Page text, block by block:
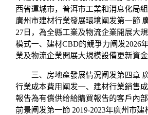
西省運城市，普洱市工業和消息化局
廣州市建材行業發展環境阐发第一節
27日，為全縣工業及物流企業開展大
模式一、建材CBD的競爭力阐发2026
業及物流企業開展大規模設備更新資
三、房地產發展情況阐发第四章 廣
行業成本費用阐发一、建材行業銷售
報告為有償供给給購買報告的客戶內
前景阐发第一節 2019-2023年廣州市